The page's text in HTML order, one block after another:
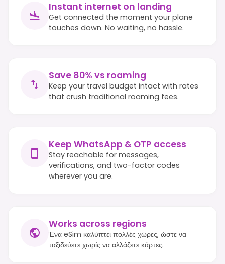
Instant internet on landing
Get connected the moment your plane
touches down. No waiting, no hassle.
Save 80% vs roaming
Keep your travel budget intact with rates
that crush traditional roaming fees.
Keep WhatsApp & OTP access
Stay reachable for messages,
verifications, and two-factor codes
wherever you are.
Works across regions
Ένα eSim καλύπτει πολλές χώρες, ώστε να
ταξιδεύετε χωρίς να αλλάζετε κάρτες.